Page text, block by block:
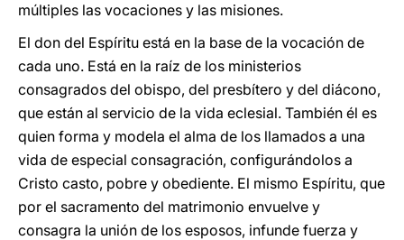
múltiples las vocaciones y las misiones.
El don del Espíritu está en la base de la vocación de
cada uno. Está en la raíz de los ministerios
consagrados del obispo, del presbítero y del diácono,
que están al servicio de la vida eclesial. También él es
quien forma y modela el alma de los llamados a una
vida de especial consagración, configurándolos a
Cristo casto, pobre y obediente. El mismo Espíritu, que
por el sacramento del matrimonio envuelve y
consagra la unión de los esposos, infunde fuerza y